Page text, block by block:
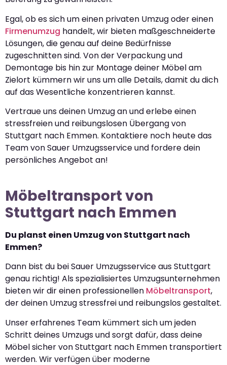
Egal, ob es sich um einen privaten Umzug oder einen
Firmenumzug handelt, wir bieten maßgeschneiderte
Lösungen, die genau auf deine Bedürfnisse
zugeschnitten sind. Von der Verpackung und
Demontage bis hin zur Montage deiner Möbel am
Zielort kümmern wir uns um alle Details, damit du dich
auf das Wesentliche konzentrieren kannst.
Vertraue uns deinen Umzug an und erlebe einen
stressfreien und reibungslosen Übergang von
Stuttgart nach Emmen. Kontaktiere noch heute das
Team von Sauer Umzugsservice und fordere dein
persönliches Angebot an!
Möbeltransport von
Stuttgart nach Emmen
Du planst einen Umzug von Stuttgart nach
Emmen?
Dann bist du bei Sauer Umzugsservice aus Stuttgart
genau richtig! Als spezialisiertes Umzugsunternehmen
bieten wir dir einen professionellen Möbeltransport,
der deinen Umzug stressfrei und reibungslos gestaltet.
Unser erfahrenes Team kümmert sich um jeden
Schritt deines Umzugs und sorgt dafür, dass deine
Möbel sicher von Stuttgart nach Emmen transportiert
werden. Wir verfügen über moderne